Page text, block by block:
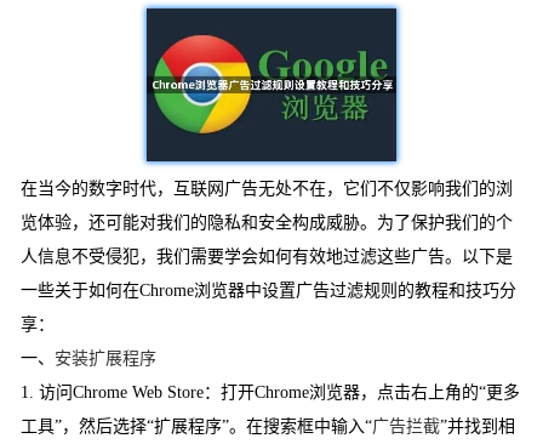
在当今的数字时代，互联网广告无处不在，它们不仅影响我们的浏
览体验，还可能对我们的隐私和安全构成威胁。为了保护我们的个
人信息不受侵犯，我们需要学会如何有效地过滤这些广告。以下是
一些关于如何在Chrome浏览器中设置广告过滤规则的教程和技巧分
享：
一、 安装扩展程序
1. 访问Chrome Web Store：打开Chrome浏览器，点击右上角的“更多
工具”，然后选择“扩展程序”。在搜索框中输入“广告拦截”并找到相